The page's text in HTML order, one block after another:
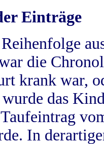
Einträge
die
krank war,
das
Taufeintrag
In